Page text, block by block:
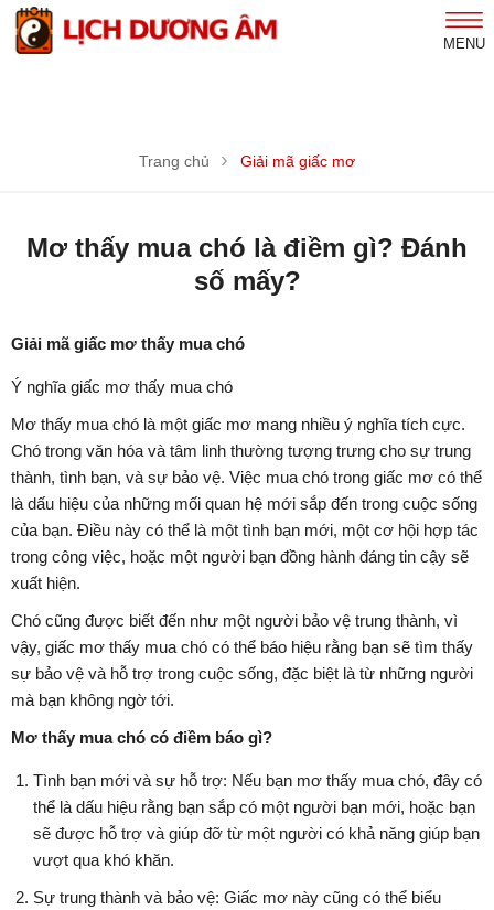
MENU
Trang chủ Giải mã giấc mơ
Mơ thấy mua chó là điềm gì? Đánh
số mấy?
Giải mã giấc mơ thấy mua chó
Ý nghĩa giấc mơ thấy mua chó
Mơ thấy mua chó là một giấc mơ mang nhiều ý nghĩa tích cực.
Chó trong văn hóa và tâm linh thường tượng trưng cho sự trung
thành, tình bạn, và sự bảo vệ. Việc mua chó trong giấc mơ có thể
là dấu hiệu của những mối quan hệ mới sắp đến trong cuộc sống
của bạn. Điều này có thể là một tình bạn mới, một cơ hội hợp tác
trong công việc, hoặc một người bạn đồng hành đáng tin cậy sẽ
xuất hiện.
Chó cũng được biết đến như một người bảo vệ trung thành, vì
vậy, giấc mơ thấy mua chó có thể báo hiệu rằng bạn sẽ tìm thấy
sự bảo vệ và hỗ trợ trong cuộc sống, đặc biệt là từ những người
mà bạn không ngờ tới.
Mơ thấy mua chó có điềm báo gì?
Tình bạn mới và sự hỗ trợ: Nếu bạn mơ thấy mua chó, đây có
thể là dấu hiệu rằng bạn sắp có một người bạn mới, hoặc bạn
sẽ được hỗ trợ và giúp đỡ từ một người có khả năng giúp bạn
vượt qua khó khăn.
Sự trung thành và bảo vệ: Giấc mơ này cũng có thể biểu